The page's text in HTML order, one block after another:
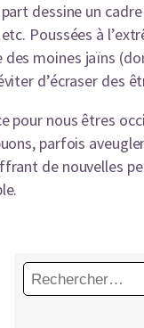
dessine un
Poussées à
moines jaïns
d’écraser des
pour nous êtres
parfois
de nouvelles
Rechercher :